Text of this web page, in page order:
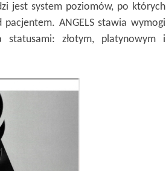
jest system poziomów, po których
ANGELS stawia wymogi
statusami: złotym, platynowym i